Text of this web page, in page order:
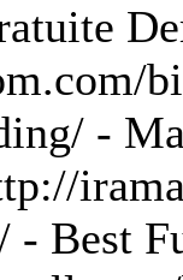
-
Best